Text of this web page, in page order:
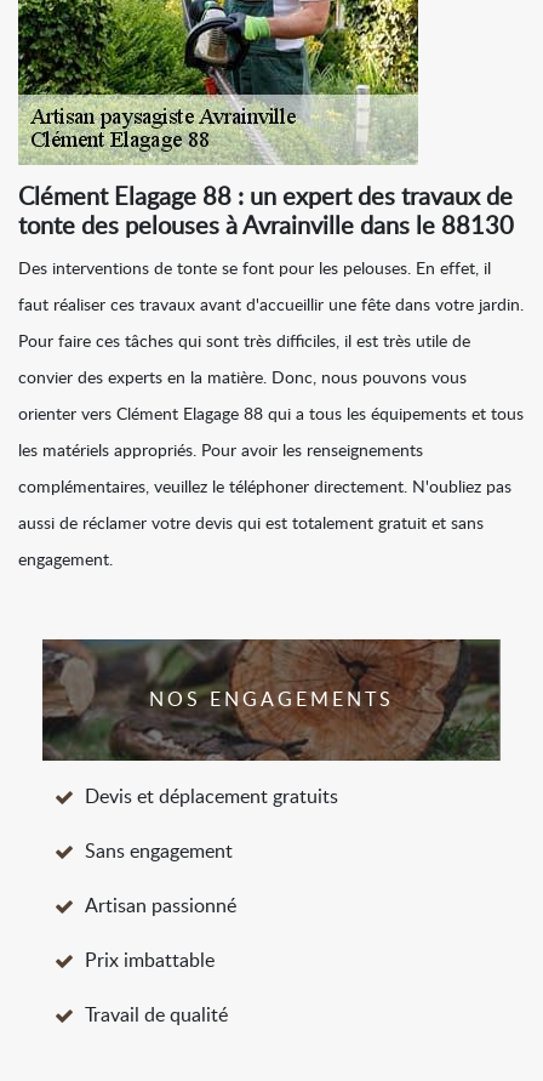
Clément Elagage 88 : un expert des travaux de
tonte des pelouses à Avrainville dans le 88130
Des interventions de tonte se font pour les pelouses. En effet, il
faut réaliser ces travaux avant d'accueillir une fête dans votre jardin.
Pour faire ces tâches qui sont très difficiles, il est très utile de
convier des experts en la matière. Donc, nous pouvons vous
orienter vers Clément Elagage 88 qui a tous les équipements et tous
les matériels appropriés. Pour avoir les renseignements
complémentaires, veuillez le téléphoner directement. N'oubliez pas
aussi de réclamer votre devis qui est totalement gratuit et sans
engagement.
NOS ENGAGEMENTS
Devis et déplacement gratuits
Sans engagement
Artisan passionné
Prix imbattable
Travail de qualité